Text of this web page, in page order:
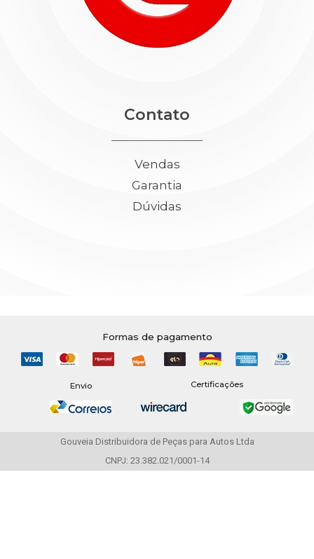
Contato
Vendas
Garantia
Dúvidas
Formas de pagamento
Envio Certificações
Gouveia Distribuidora de Peças para Autos Ltda
CNPJ: 23.382.021/0001-14